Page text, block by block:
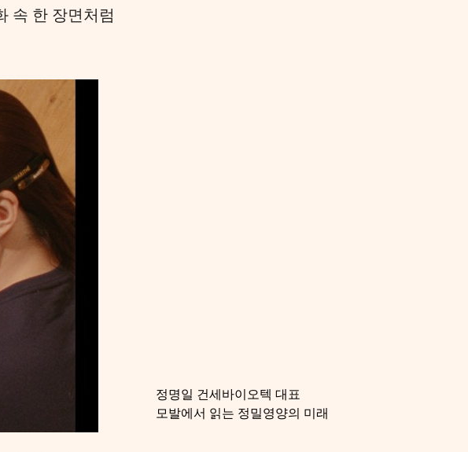
속 한 장면처럼
정명일 건세바이오텍 대표
모발에서 읽는 정밀영양의 미래